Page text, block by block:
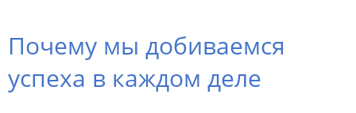
Почему мы добиваемся
успеха в каждом деле